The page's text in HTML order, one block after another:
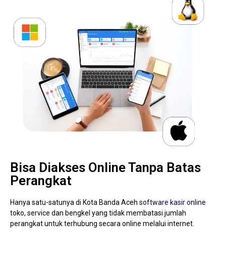
Bisa Diakses Online Tanpa Batas
Perangkat
Hanya satu-satunya di Kota Banda Aceh software kasir online
toko, service dan bengkel yang tidak membatasi jumlah
perangkat untuk terhubung secara online melalui internet.